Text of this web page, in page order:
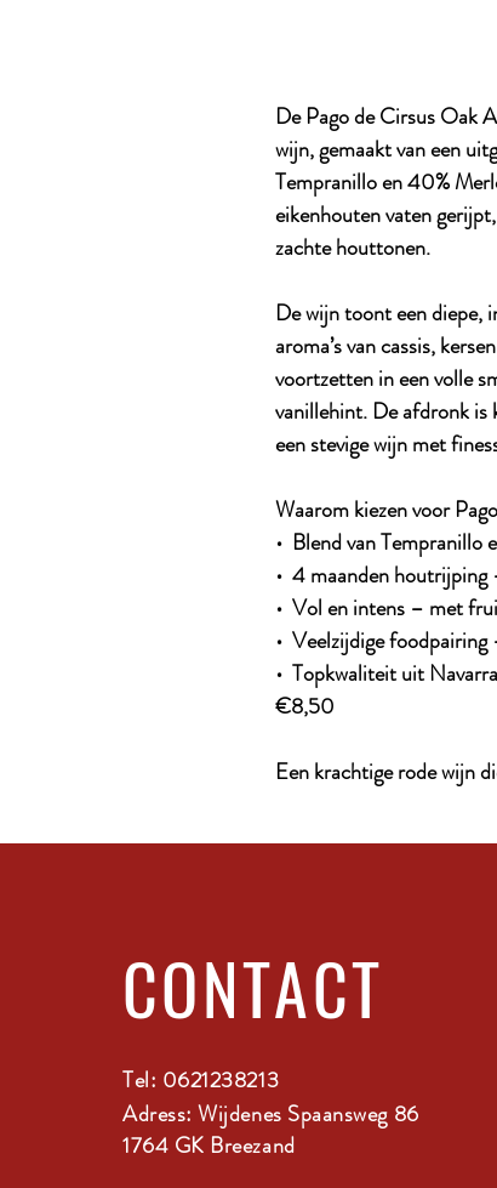
De Pago de Cirsus Oak
wijn, gemaakt van een
Tempranillo en 40%
eikenhouten vaten
zachte houttonen.
De wijn toont een diepe,
aroma’s van cassis,
voortzetten in een volle
vanillehint. De afdronk is
een stevige wijn met
Waarom kiezen voor
• Blend van Tempranillo
• 4 maanden houtrijping
• Vol en intens – met
• Veelzijdige foodpairing
• Topkwaliteit uit
€8,50
Een krachtige rode wijn
CONTACT
Tel: 0621238213
Adress: Wijdenes Spaansweg 86
1764 GK Breezand